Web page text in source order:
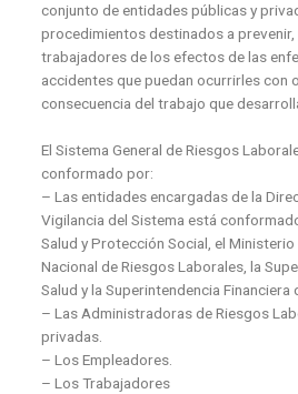
conjunto de entidades públicas y
procedimientos destinados a
trabajadores de los efectos de las
accidentes que puedan ocurrirles con
consecuencia del trabajo que
El Sistema General de Riesgos
conformado por:
– Las entidades encargadas de la
Vigilancia del Sistema está
Salud y Protección Social, el
Nacional de Riesgos Laborales, la
Salud y la Superintendencia Financiera
– Las Administradoras de Riesgos
privadas.
– Los Empleadores.
– Los Trabajadores